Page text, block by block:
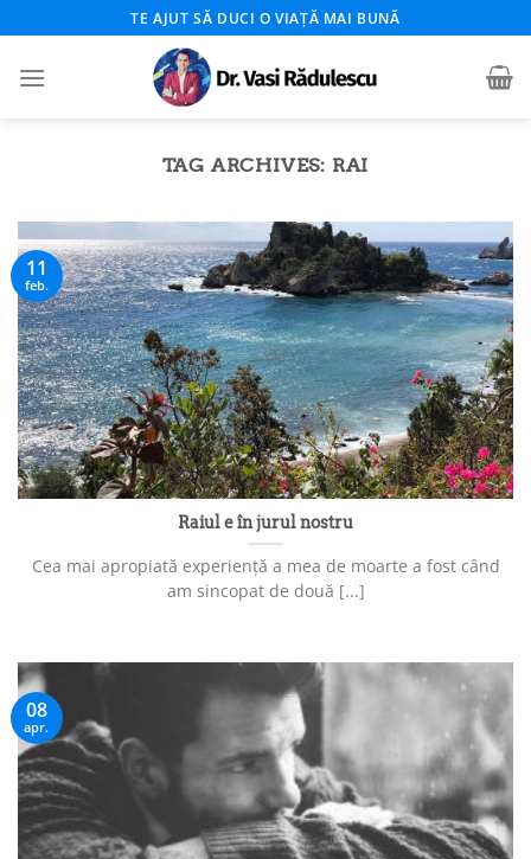
to
content
TE AJUT SĂ DUCI O VIAȚĂ MAI BUNĂ
TAG ARCHIVES: RAI
Raiul e în jurul nostru
Cea mai apropiată experiență a mea de moarte a fost când
am sincopat de două [...]
11
feb.
08
apr.